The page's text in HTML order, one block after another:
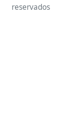
reservados